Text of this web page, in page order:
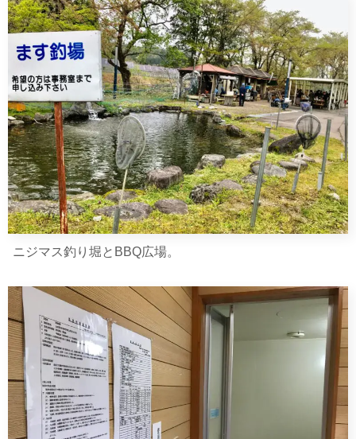
ニジマス釣り堀とBBQ広場。